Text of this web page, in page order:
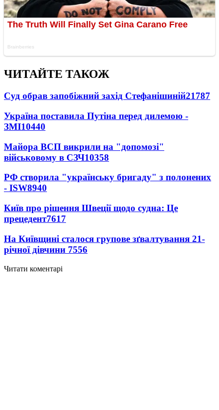
ЧИТАЙТЕ ТАКОЖ
Суд обрав запобіжний захід Стефанішиній21787
Україна поставила Путіна перед дилемою -
ЗМІ10440
Майора ВСП викрили на "допомозі"
військовому в СЗЧ10358
РФ створила "українську бригаду" з полонених
- ISW8940
Київ про рішення Швеції щодо судна: Це
прецедент7617
На Київщині сталося групове зґвалтування 21-
річної дівчини 7556
Читати коментарі